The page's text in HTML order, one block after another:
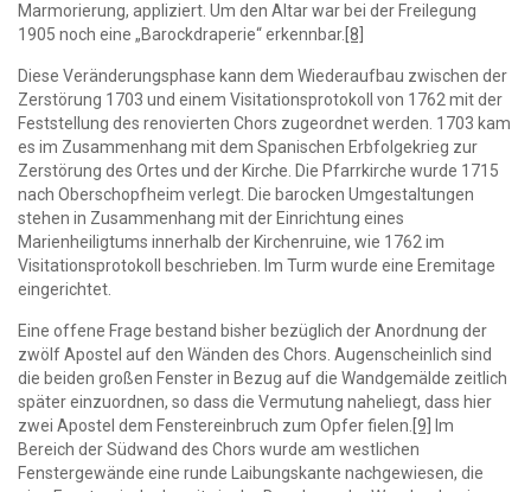
Marmorierung, appliziert. Um den Altar war bei der Freilegung
1905 noch eine „Barockdraperie“ erkennbar. [8]
Diese Veränderungsphase kann dem Wiederaufbau zwischen der
Zerstörung 1703 und einem Visitationsprotokoll von 1762 mit der
Feststellung des renovierten Chors zugeordnet werden. 1703 kam
es im Zusammenhang mit dem Spanischen Erbfolgekrieg zur
Zerstörung des Ortes und der Kirche. Die Pfarrkirche wurde 1715
nach Oberschopfheim verlegt. Die barocken Umgestaltungen
stehen in Zusammenhang mit der Einrichtung eines
Marienheiligtums innerhalb der Kirchenruine, wie 1762 im
Visitationsprotokoll beschrieben. Im Turm wurde eine Eremitage
eingerichtet.
Eine offene Frage bestand bisher bezüglich der Anordnung der
zwölf Apostel auf den Wänden des Chors. Augenscheinlich sind
die beiden großen Fenster in Bezug auf die Wandgemälde zeitlich
später einzuordnen, so dass die Vermutung naheliegt, dass hier
zwei Apostel dem Fenstereinbruch zum Opfer fielen. [9]
Im
Bereich der Südwand des Chors wurde am westlichen
Fenstergewände eine runde Laibungskante nachgewiesen, die